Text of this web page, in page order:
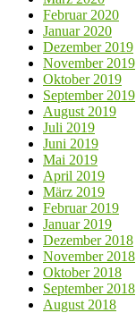
Februar 2020
Januar 2020
Dezember 2019
November 2019
Oktober 2019
September 2019
August 2019
Juli 2019
Juni 2019
Mai 2019
April 2019
März 2019
Februar 2019
Januar 2019
Dezember 2018
November 2018
Oktober 2018
September 2018
August 2018